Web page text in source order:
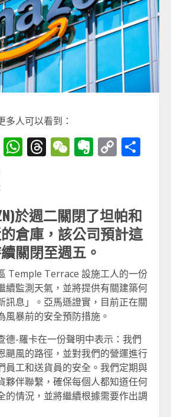
多人可以看到：
X WhatsApp
Threads
WeChat
Evernote
Copy
Link
於週二關閉了坦帕和
倉庫，該公司預計這
關閉至週五。
Temple Terrace 設施工人的一份
續監測天氣，並將提供有關建築何
訊息」。亞馬遜證實，目前正在關
風暴前的安全預防措施。
德-羅卡在一份聲明中表示：我們
颶風的路徑，並對我們的營運進行
員工和送貨員的安全。我們定期與
夥伴聯繫，確保每個人都知道任何
的情況，並將繼續根據需要作出調